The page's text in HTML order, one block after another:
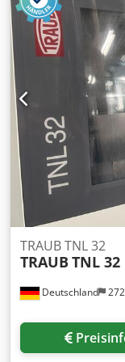
Reifengröße: 7,0 x
0 (vorn / hinten),*
senkrechtem
angegeben,*
bei 500 mm,
Änderungen,
Dkedpei Tfapefx
Deutschland
TRAUB TNL 32
TRAUB TNL 32